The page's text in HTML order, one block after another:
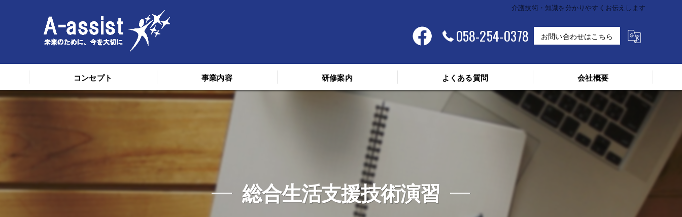
介護技術・知識を分かりやすくお伝えします
058-254-0378 お問い合わせはこちら
コンセプト 事業内容 研修案内 よくある質問 会社概要
総合生活支援技術演習